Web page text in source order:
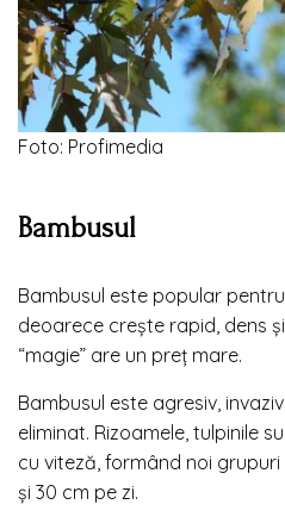
Foto: Profimedia
Bambusul
Bambusul este popular
deoarece crește rapid, dens
“magie” are un preț mare.
Bambusul este agresiv,
eliminat. Rizoamele, tulpinile
cu viteză, formând noi
și 30 cm pe zi.